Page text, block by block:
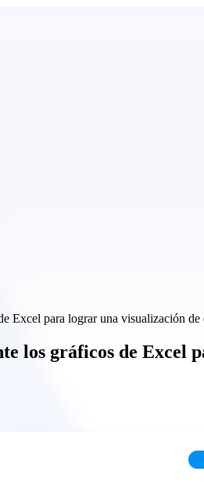
Excel para lograr una visualización de
los gráficos de Excel